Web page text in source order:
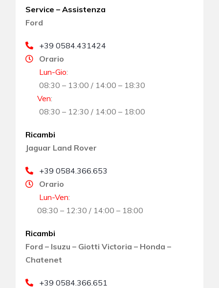
Service – Assistenza
Ford
+39 0584.431424
Orario
Lun-Gio:
08:30 – 13:00 / 14:00 – 18:30
Ven:
08:30 – 12:30 / 14:00 – 18:00
Ricambi
Jaguar Land Rover
+39 0584.366.653
Orario
Lun-Ven:
08:30 – 12:30 / 14:00 – 18:00
Ricambi
Ford – Isuzu – Giotti Victoria – Honda –
Chatenet
+39 0584.366.651